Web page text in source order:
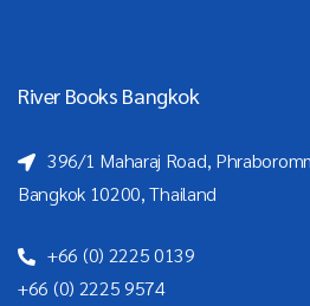
River Books Bangkok
396/1 Maharaj Road,
Bangkok 10200, Thailand
+66 (0) 2225 0139
+66 (0) 2225 9574